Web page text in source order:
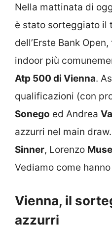
Nella mattinata di
è stato sorteggiato il
dell’Erste Bank
indoor più
Atp 500 di Vienna.
qualificazioni (con
Sonego ed Andrea
azzurri nel main
Sinner, Lorenzo
Vediamo come
Vienna, il
azzurri